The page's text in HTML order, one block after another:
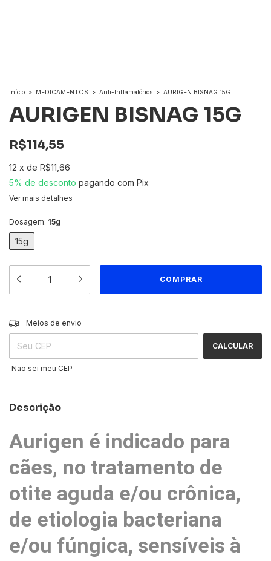
Início > MEDICAMENTOS > Anti-Inflamatórios > AURIGEN BISNAG 15G
AURIGEN BISNAG 15G
R$114,55
12 x de R$11,66
5% de desconto pagando com Pix
Ver mais detalhes
Dosagem: 15g
15g
Entregas para o CEP:
Meios de envio
CALCULAR
Não sei meu CEP
Descrição
Aurigen é indicado para
cães, no tratamento de
otite aguda e/ou crônica,
de etiologia bacteriana
e/ou fúngica, sensíveis à